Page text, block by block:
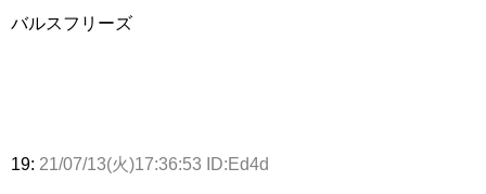
バルスフリーズ
19: 21/07/13(火)17:36:53 ID:Ed4d